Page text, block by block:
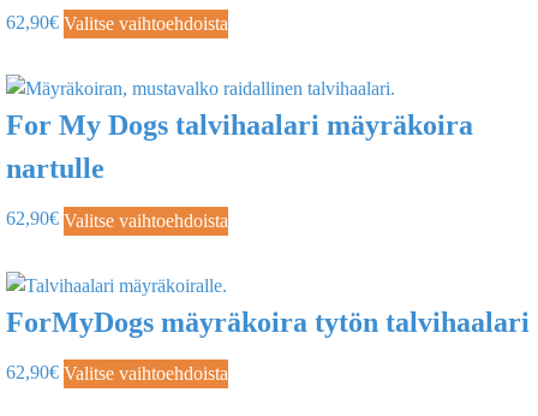
62,90€ Valitse vaihtoehdoista
For My Dogs talvihaalari mäyräkoira
nartulle
62,90€ Valitse vaihtoehdoista
ForMyDogs mäyräkoira tytön talvihaalari
62,90€ Valitse vaihtoehdoista